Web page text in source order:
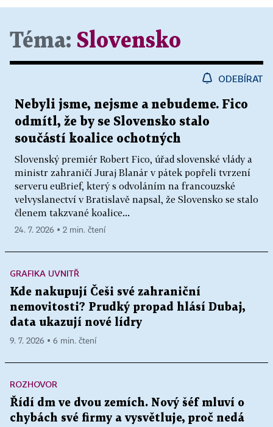
Téma: Slovensko
ODEBÍRAT
Nebyli jsme, nejsme a nebudeme. Fico
odmítl, že by se Slovensko stalo
součástí koalice ochotných
Slovenský premiér Robert Fico, úřad slovenské vlády a
ministr zahraničí Juraj Blanár v pátek popřeli tvrzení
serveru euBrief, který s odvoláním na francouzské
velvyslanectví v Bratislavě napsal, že Slovensko se stalo
členem takzvané koalice...
24. 7. 2026 ▪ 2 min. čtení
GRAFIKA UVNITŘ
Kde nakupují Češi své zahraniční
nemovitosti? Prudký propad hlásí Dubaj,
data ukazují nové lídry
9. 7. 2026 ▪ 6 min. čtení
ROZHOVOR
Řídí dm ve dvou zemích. Nový šéf mluví o
chybách své firmy a vysvětluje, proč nedá